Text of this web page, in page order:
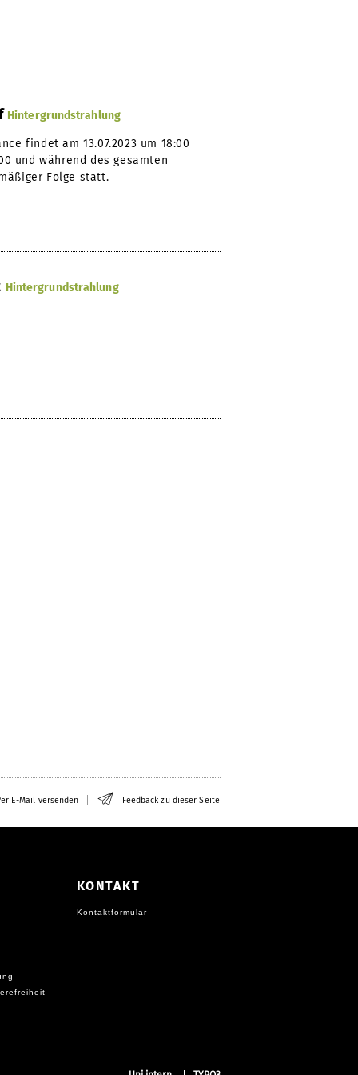
Hintergrundstrahlung
findet am 13.07.2023 um 18:00
und während des gesamten
Folge statt.
Hintergrundstrahlung
E-Mail versenden Feedback zu dieser Seite
KONTAKT
Kontaktformular